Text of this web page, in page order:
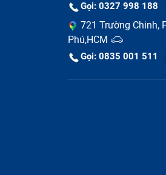
Gọi: 0327 998 188
721 Trường Chinh,
Phú,HCM
Gọi: 0835 001 511